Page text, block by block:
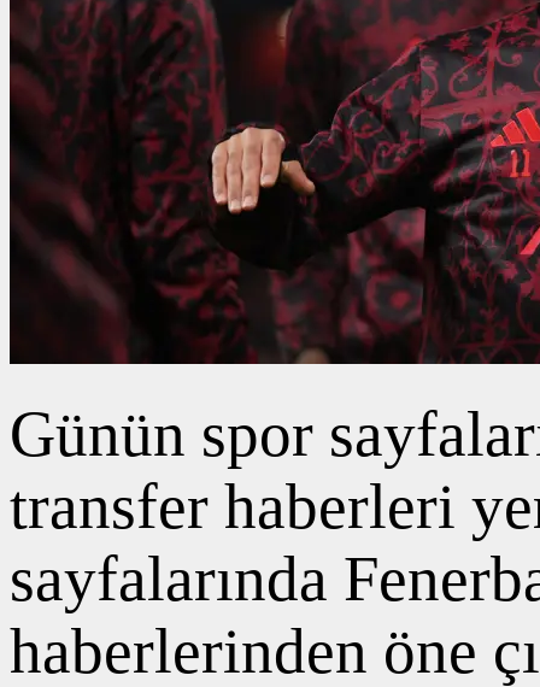
Günün spor
transfer haberleri
sayfalarında
haberlerinden öne